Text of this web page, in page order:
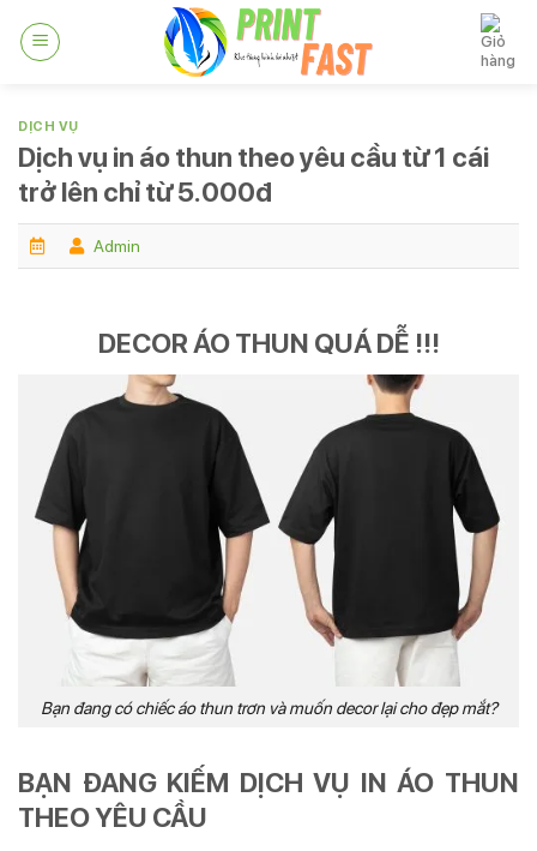
DỊCH VỤ
Dịch vụ in áo thun theo yêu cầu từ 1 cái
trở lên chỉ từ 5.000đ
Admin
DECOR ÁO THUN QUÁ DỄ !!!
Bạn đang có chiếc áo thun trơn và muốn decor lại cho đẹp mắt?
BẠN ĐANG KIẾM DỊCH VỤ IN ÁO THUN
THEO YÊU CẦU